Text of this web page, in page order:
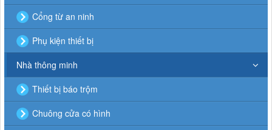
Cổng từ an ninh
Phụ kiện thiết bị
Nhà thông minh
Thiết bị báo trộm
Chuông cửa có hình